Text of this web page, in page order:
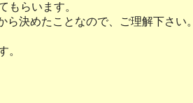
もらいます。
決めたことなので、ご理解下さい。
。